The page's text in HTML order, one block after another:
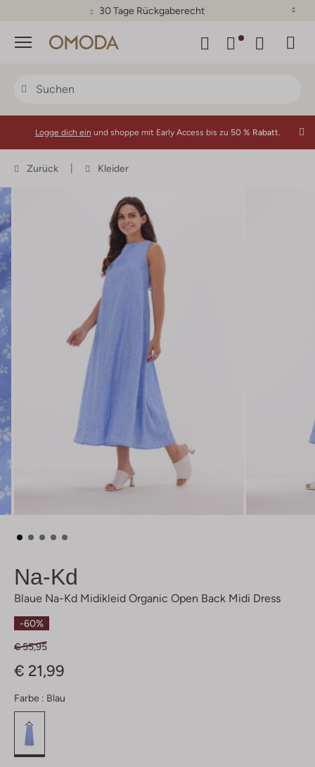
30 Tage Rückgaberecht
Menü
Logge dich ein und shoppe mit Early Access bis zu 50 % Rabatt.
Zurück Kleider
Na-Kd
Blaue Na-Kd Midikleid Organic Open Back Midi Dress
-60%
€ 55,95
€ 21,99
Farbe : Blau